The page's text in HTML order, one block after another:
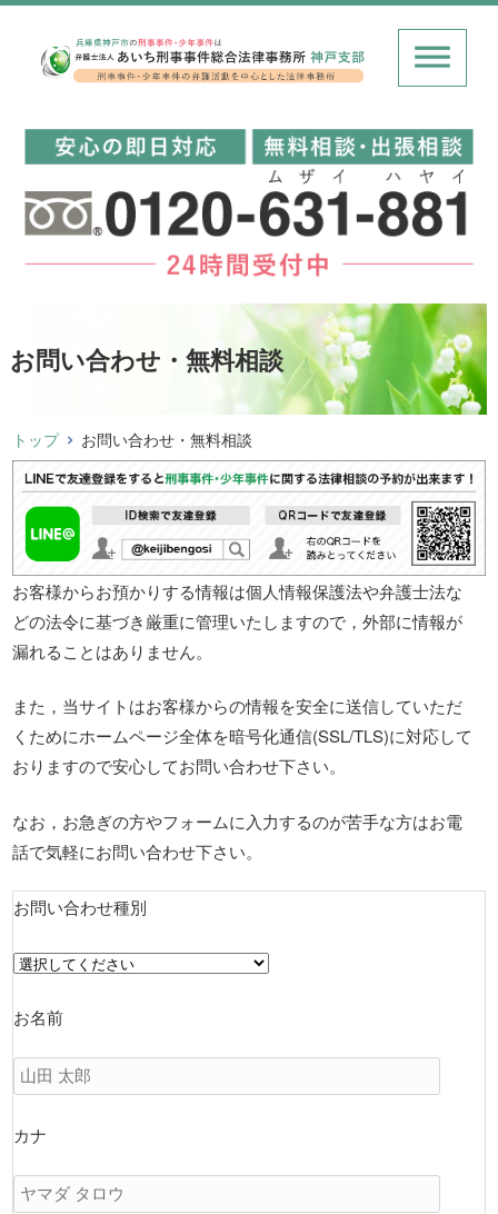
お問い合わせ・無料相談
トップ お問い合わせ・無料相談
お客様からお預かりする情報は個人情報保護法や弁護士法な
どの法令に基づき厳重に管理いたしますので，外部に情報が
漏れることはありません。
また，当サイトはお客様からの情報を安全に送信していただ
くためにホームページ全体を暗号化通信(SSL/TLS)に対応して
おりますので安心してお問い合わせ下さい。
なお，お急ぎの方やフォームに入力するのが苦手な方はお電
話で気軽にお問い合わせ下さい。
お問い合わせ種別
お名前
カナ